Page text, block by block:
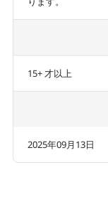
15+ 才以上
2025年09月13日